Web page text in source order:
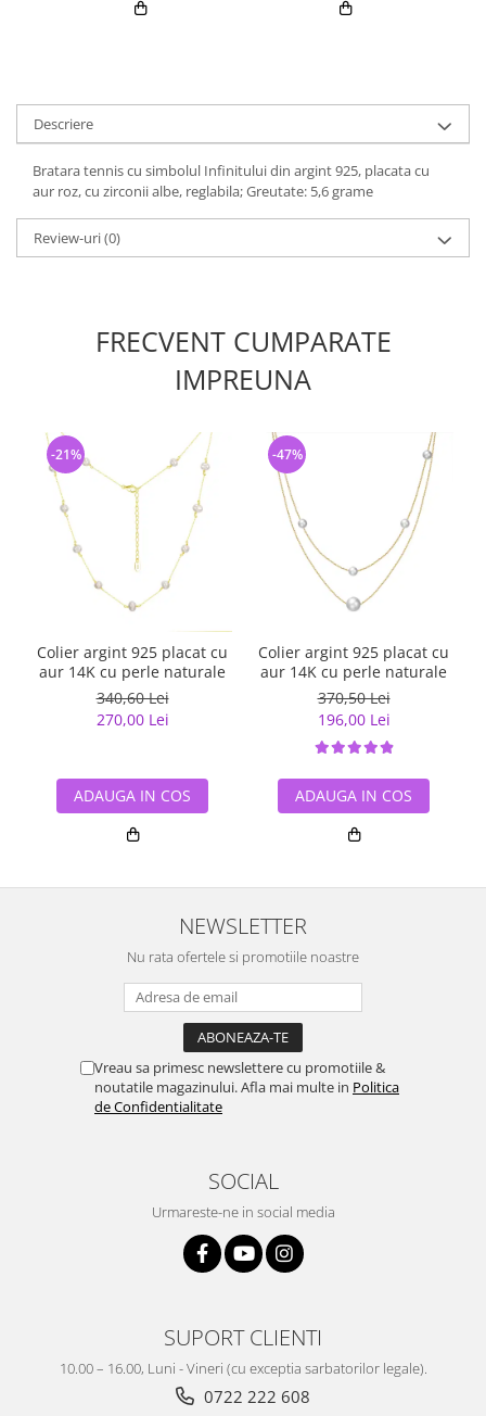
Descriere
Bratara tennis cu simbolul Infinitului din argint 925, placata cu
aur roz, cu zirconii albe, reglabila; Greutate: 5,6 grame
Review-uri(0)
FRECVENT CUMPARATE
IMPREUNA
Colier argint 925 placat cu
aur 14K cu perle naturale
340,60 Lei
270,00 Lei
-21%
ADAUGA IN COS
Colier argint 925 placat cu
aur 14K cu perle naturale
370,50 Lei
196,00 Lei
-47%
ADAUGA IN COS
NEWSLETTER
Nu rata ofertele si promotiile noastre
Vreau sa primesc newslettere cu promotiile &
noutatile magazinului. Afla mai multe in Politica
de Confidentialitate
SOCIAL
Urmareste-ne in social media
SUPORT CLIENTI
10.00 – 16.00, Luni - Vineri (cu exceptia sarbatorilor legale).
0722 222 608